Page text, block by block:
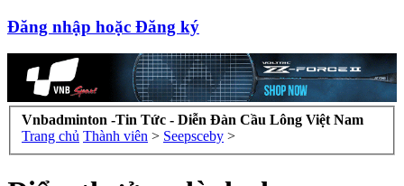
Đăng nhập hoặc Đăng ký
Vnbadminton -Tin Tức - Diễn Đàn Cầu Lông Việt Nam
Trang chủ Thành viên > Seepsceby >